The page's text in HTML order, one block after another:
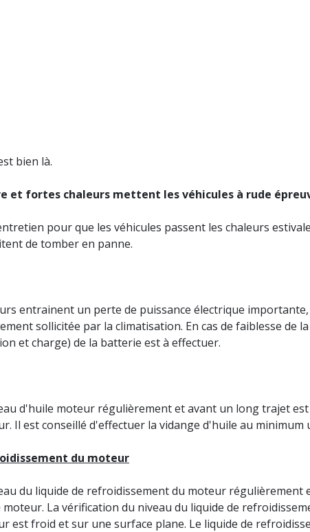
bien là.
et fortes chaleurs mettent les véhicules à rude
pour que les véhicules passent les chaleurs
de tomber en panne.
entrainent un perte de puissance électrique
sollicitée par la climatisation. En cas de faiblesse de
et charge) de la batterie est à effectuer.
d'huile moteur régulièrement et avant un long trajet
Il est conseillé d'effectuer la vidange d'huile au minimum
du moteur
du liquide de refroidissement du moteur régulièrement
moteur. La vérification du niveau du liquide de
est froid et sur une surface plane. Le liquide de